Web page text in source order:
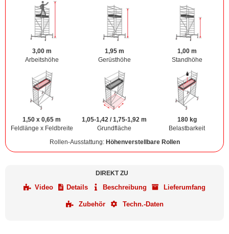
3,00 m
Arbeitshöhe
1,95 m
Gerüsthöhe
1,00 m
Standhöhe
1,50 x 0,65 m
Feldlänge x Feldbreite
1,05-1,42 / 1,75-1,92 m
Grundfläche
180 kg
Belastbarkeit
Rollen-Ausstattung: Höhenverstellbare Rollen
DIREKT ZU
Video Details Beschreibung Lieferumfang
Zubehör Techn.-Daten